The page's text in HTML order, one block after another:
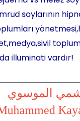
soylarının
illuminati vardır!
الموسوي